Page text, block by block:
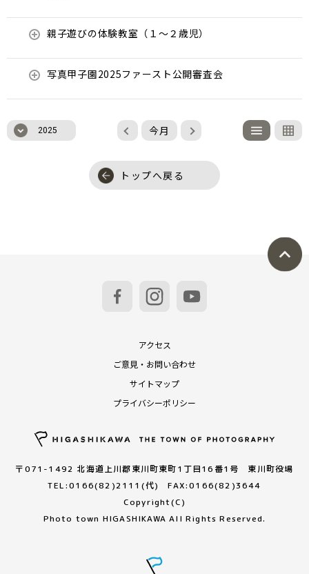
親子遊びの体験教室（１～２歳児）
写真甲子園2025ファースト公開審査会
2025 今月
トップへ戻る
アクセス
ご意見・お問い合わせ
サイトマップ
プライバシーポリシー
〒071-1492 北海道上川郡東川町東町1丁目16番1号 東川町役場
TEL:0166(82)2111(代) FAX:0166(82)3644
Copyright(C)
Photo town HIGASHIKAWA All Rights Reserved.